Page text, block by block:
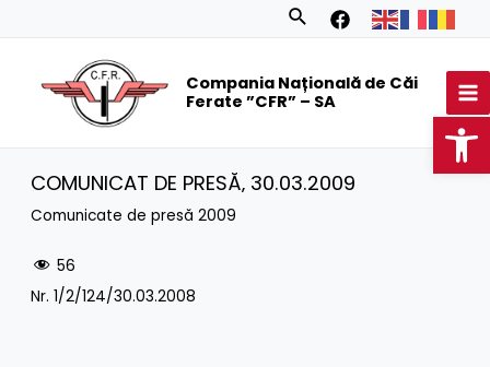
Search
Compania Națională de Căi
Ferate ”CFR” – SA
COMUNICAT DE PRESĂ‚ 30.03.2009
Comunicate de presă 2009
56
Nr. 1/2/124/30.03.2008